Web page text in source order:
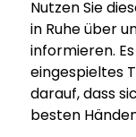
Nutzen Sie
in Ruhe über
informieren.
eingespieltes
darauf, dass
besten